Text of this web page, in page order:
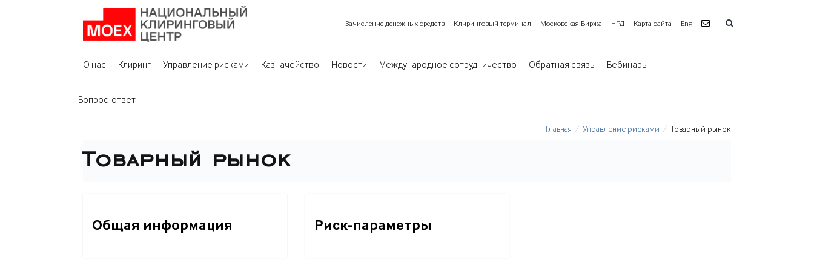
Зачисление денежных средств Клиринговый терминал Московская Биржа НРД Карта сайта Eng
О нас Клиринг Управление рисками Казначейство Новости Международное сотрудничество Обратная связь Вебинары
Вопрос-ответ
Главная Управление рисками Товарный рынок
Товарный рынок
Общая информация Риск-параметры